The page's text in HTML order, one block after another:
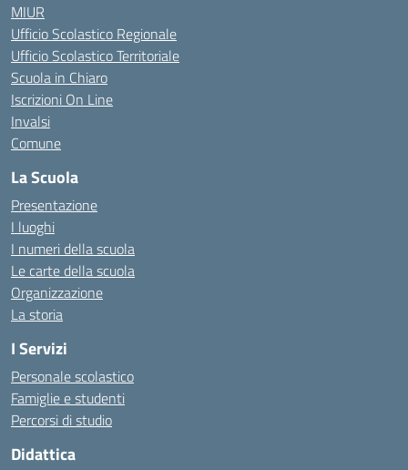
MIUR
Ufficio Scolastico Regionale
Ufficio Scolastico Territoriale
Scuola in Chiaro
Iscrizioni On Line
Invalsi
Comune
La Scuola
Presentazione
I luoghi
I numeri della scuola
Le carte della scuola
Organizzazione
La storia
I Servizi
Personale scolastico
Famiglie e studenti
Percorsi di studio
Didattica